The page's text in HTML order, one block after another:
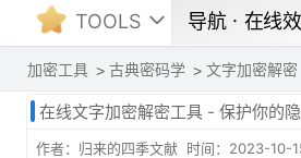
TOOLS 导航ㆍ在线
加密工具 古典密码学 文字加密解密
在线文字加密解密工具 - 保护你的
作者：归来的四季文献 时间：2023-10-